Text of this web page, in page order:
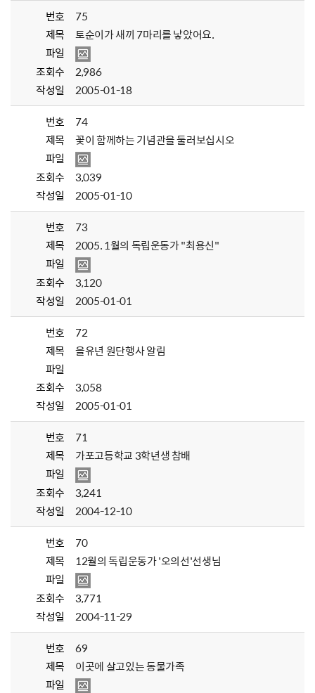
번호
75
제목
토순이가 새끼 7마리를 낳았어요.
파일
조회수
2,986
작성일
2005-01-18
번호
74
제목
꽃이 함께하는 기념관을 둘러보십시오
파일
조회수
3,039
작성일
2005-01-10
번호
73
제목
2005. 1월의 독립운동가 "최용신"
파일
조회수
3,120
작성일
2005-01-01
번호
72
제목
을유년 원단행사 알림
파일
조회수
3,058
작성일
2005-01-01
번호
71
제목
가포고등학교 3학년생 참배
파일
조회수
3,241
작성일
2004-12-10
번호
70
제목
12월의 독립운동가 '오의선'선생님
파일
조회수
3,771
작성일
2004-11-29
번호
69
제목
이곳에 살고있는 동물가족
파일